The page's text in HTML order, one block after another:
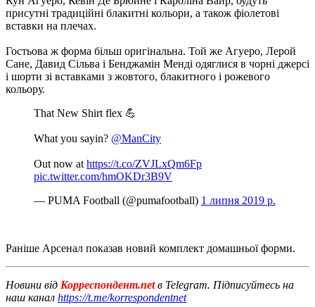
присутні традиційні блакитні кольори, а також фіолетові
вставки на плечах.
Гостьова ж форма більш оригінальна. Той же Агуеро, Лерой
Сане, Давид Сільва і Бенджамін Менді одяглися в чорні джерсі
і шорти зі вставками з жовтого, блакитного і рожевого
кольору.
That New Shirt flex 💪
What you sayin? @ManCity
Out now at https://t.co/ZVJLxQm6Fp
pic.twitter.com/hmOKDr3B9V
— PUMA Football (@pumafootball) 1 липня 2019 р.
Раніше Арсенал показав новий комплект домашньої форми.
Новини від Корреспондент.netв Telegram. Підписуйтесь на
наш канал https://t.me/korrespondentnet